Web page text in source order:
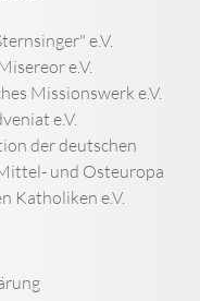
e.V.
e.V.
Missionswerk e.V.
e.V.
der deutschen
und Osteuropa
Katholiken e.V.